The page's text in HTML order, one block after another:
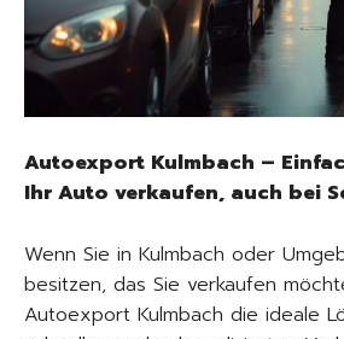
Autoexport Kulmbach –
Ihr Auto verkaufen, auch bei
Wenn Sie in Kulmbach oder
besitzen, das Sie verkaufen
Autoexport Kulmbach die ideale